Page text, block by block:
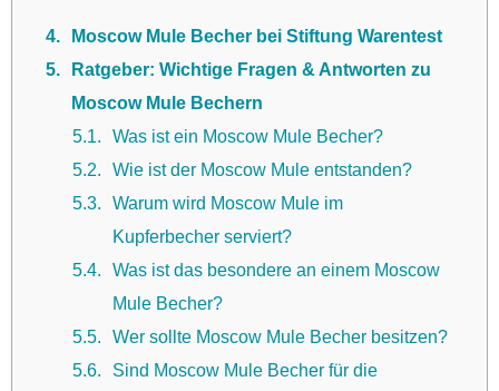
4
Moscow Mule Becher bei Stiftung Warentest
5
Ratgeber: Wichtige Fragen & Antworten zu
Moscow Mule Bechern
5.1
Was ist ein Moscow Mule Becher?
5.2
Wie ist der Moscow Mule entstanden?
5.3
Warum wird Moscow Mule im
Kupferbecher serviert?
5.4
Was ist das besondere an einem Moscow
Mule Becher?
5.5
Wer sollte Moscow Mule Becher besitzen?
5.6
Sind Moscow Mule Becher für die